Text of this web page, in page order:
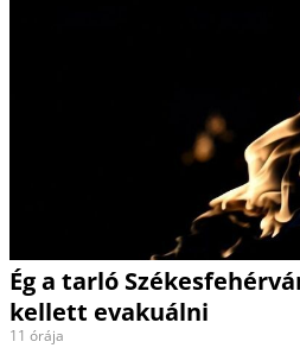
Ég a tarló
kellett evakuálni
11 órája